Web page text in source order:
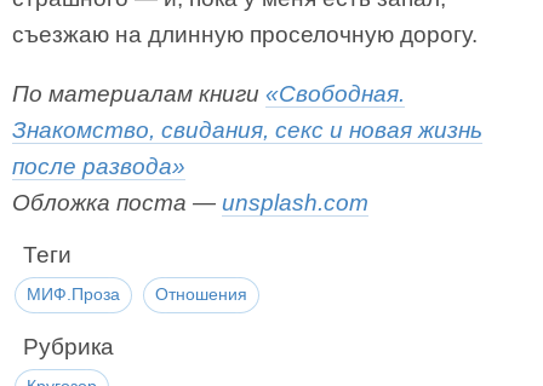
съезжаю на длинную проселочную дорогу.
По материалам книги «Свободная.
Знакомство, свидания, секс и новая жизнь
после развода»
Обложка поста — unsplash.com
Теги
МИФ.Проза Отношения
Рубрика